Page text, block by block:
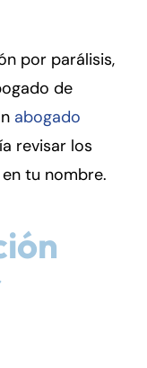
por parálisis,
de
abogado
revisar los
tu nombre.